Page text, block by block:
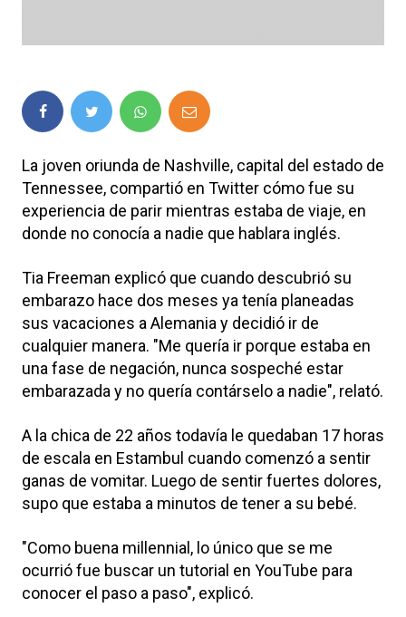
La joven oriunda de Nashville, capital del estado de
Tennessee, compartió en Twitter cómo fue su
experiencia de parir mientras estaba de viaje, en
donde no conocía a nadie que hablara inglés.
Tia Freeman explicó que cuando descubrió su
embarazo hace dos meses ya tenía planeadas
sus vacaciones a Alemania y decidió ir de
cualquier manera. "Me quería ir porque estaba en
una fase de negación, nunca sospeché estar
embarazada y no quería contárselo a nadie", relató.
A la chica de 22 años todavía le quedaban 17 horas
de escala en Estambul cuando comenzó a sentir
ganas de vomitar. Luego de sentir fuertes dolores,
supo que estaba a minutos de tener a su bebé.
"Como buena millennial, lo único que se me
ocurrió fue buscar un tutorial en YouTube para
conocer el paso a paso", explicó.